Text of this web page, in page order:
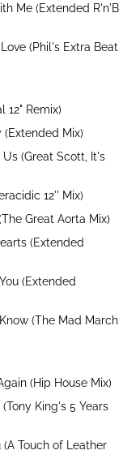
Me (Extended R'n'B
(Phil's Extra Beat
12" Remix)
(Extended Mix)
(Great Scott, It's
12'' Mix)
Great Aorta Mix)
(Extended
(Extended
(The Mad March
(Hip House Mix)
King's 5 Years
Touch of Leather